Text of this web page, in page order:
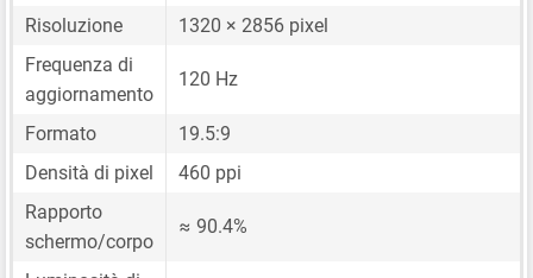
Risoluzione
1320 × 2856 pixel
Frequenza di
aggiornamento
120 Hz
Formato
19.5:9
Densità di pixel
460 ppi
Rapporto
schermo/corpo
≈ 90.4%